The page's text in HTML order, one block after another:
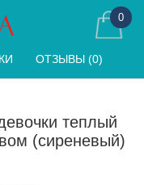
0
теплый
(сиреневый)
ОТЗЫВЫ (0)